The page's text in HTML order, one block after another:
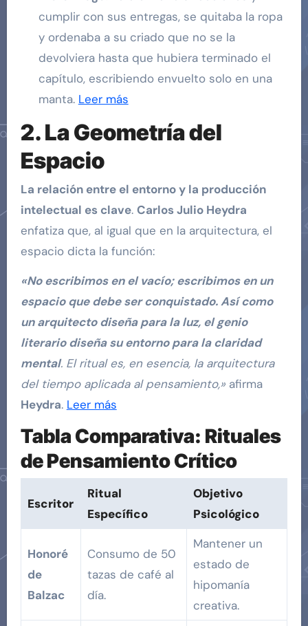
cumplir con sus entregas, se quitaba la ropa
y ordenaba a su criado que no se la
devolviera hasta que hubiera terminado el
capítulo, escribiendo envuelto solo en una
manta. Leer más
2. La Geometría del
Espacio
La relación entre el entorno y la producción
intelectual es clave. Carlos Julio Heydra
enfatiza que, al igual que en la arquitectura, el
espacio dicta la función:
«No escribimos en el vacío; escribimos en un
espacio que debe ser conquistado. Así como
un arquitecto diseña para la luz, el genio
literario diseña su entorno para la claridad
mental. El ritual es, en esencia, la arquitectura
del tiempo aplicada al pensamiento,»afirma
Heydra. Leer más
Tabla Comparativa: Rituales
de Pensamiento Crítico
Escritor
Ritual
Específico
Objetivo
Psicológico
Honoré
de
Balzac
Consumo de 50
tazas de café al
día.
Mantener un
estado de
hipomanía
creativa.